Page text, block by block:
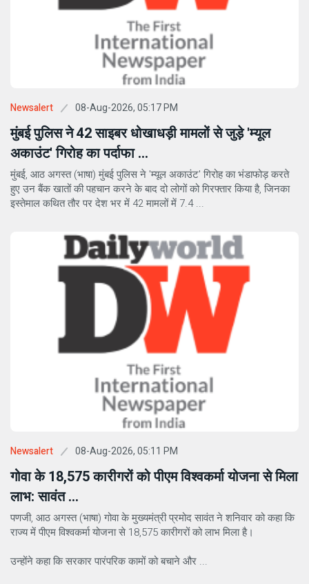
Newsalert 08-Aug-2026, 05:17 PM
मुंबई पुलिस ने 42 साइबर धोखाधड़ी मामलों से जुड़े 'म्यूल
अकाउंट' गिरोह का पर्दाफा ...
मुंबई, आठ अगस्त (भाषा) मुंबई पुलिस ने 'म्यूल अकाउंट' गिरोह का भंडाफोड़ करते
हुए उन बैंक खातों की पहचान करने के बाद दो लोगों को गिरफ्तार किया है, जिनका
इस्तेमाल कथित तौर पर देश भर में 42 मामलों में 7.4 ...
Newsalert 08-Aug-2026, 05:11 PM
गोवा के 18,575 कारीगरों को पीएम विश्वकर्मा योजना से मिला
लाभ: सावंत ...
पणजी, आठ अगस्त (भाषा) गोवा के मुख्यमंत्री प्रमोद सावंत ने शनिवार को कहा कि
राज्य में पीएम विश्वकर्मा योजना से 18,575 कारीगरों को लाभ मिला है।
उन्होंने कहा कि सरकार पारंपरिक कामों को बचाने और ...